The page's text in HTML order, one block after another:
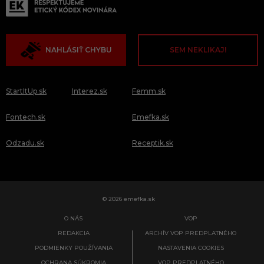
NAHLÁSIŤ CHYBU SEM NEKLIKAJ!
StartItUp.sk
Fontech.sk
Odzadu.sk
Interez.sk Femm.sk
Emefka.sk
Receptik.sk
© 2026 emefka.sk
O NÁS
REDAKCIA
PODMIENKY POUŽÍVANIA
VOP
ARCHÍV VOP PREDPLATNÉHO
NASTAVENIA COOKIES